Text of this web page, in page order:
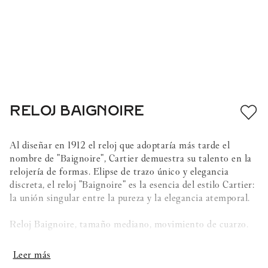
RELOJ BAIGNOIRE
Al diseñar en 1912 el reloj que adoptaría más tarde el
nombre de "Baignoire", Cartier demuestra su talento en la
relojería de formas. Elipse de trazo único y elegancia
discreta, el reloj "Baignoire" es la esencia del estilo Cartier:
la unión singular entre la pureza y la elegancia atemporal.
Reloj Baignoire, tamaño mediano, movimiento de cuarzo.
Caja de oro rosa 750/1000 engastada con 286 diamantes